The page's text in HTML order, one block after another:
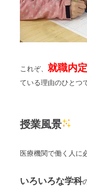
これぞ、 就職内
ている理由のひとつ
授業風景
医療機関で働く人に
いろいろな学科